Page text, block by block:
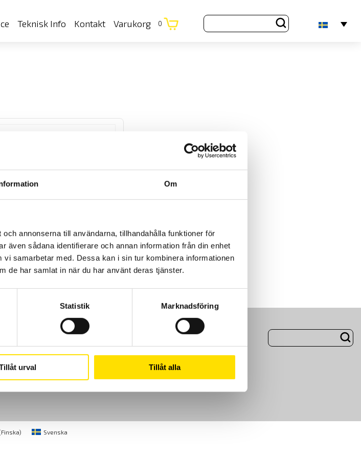
Om
annonserna till användarna, tillhandahålla funktioner för
även sådana identifierare och annan information från din enhet
samarbetar med. Dessa kan i sin tur kombinera informationen
de har samlat in när du har använt deras tjänster.
Statistik Marknadsföring
urval Tillåt alla
Teknisk Info Kontakt Varukorg 0
PCS1000 Digitalhängvåg
LÄS MER
Kundundersökning
Om Oss
08-50 52 68 00
info@camatsystem.com
Finska) Svenska